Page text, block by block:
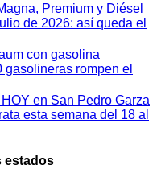
Premium y Diésel
de 2026: así queda el
con gasolina
gasolineras rompen el
en San Pedro Garza
esta semana del 18 al
estados